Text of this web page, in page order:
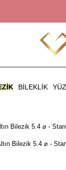
BILEKLIK
Bilezik 5.4 ⌀ -